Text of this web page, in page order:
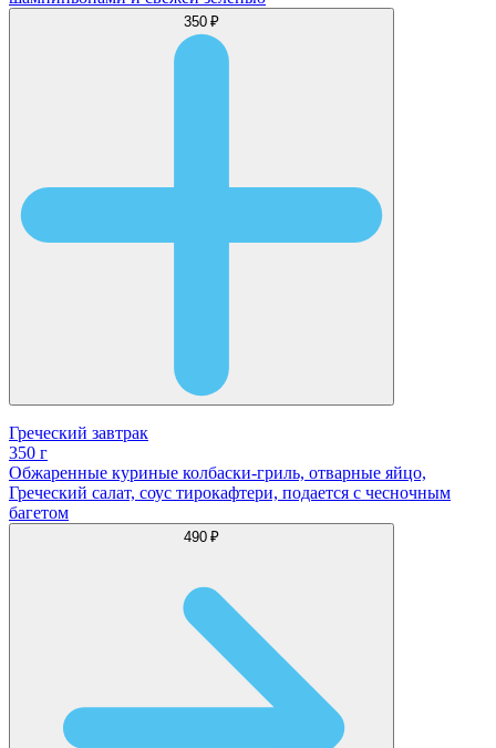
350 ₽
Греческий завтрак
350 г
Обжаренные куриные колбаски-гриль, отварные яйцо,
Греческий салат, соус тирокафтери, подается с чесночным
багетом
490 ₽